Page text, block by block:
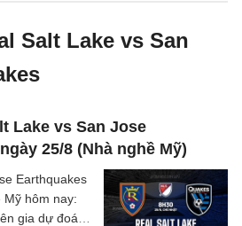
Salt Lake vs San
Lake vs San Jose
25/8 (Nhà nghề Mỹ)
Earthquakes
Mỹ hôm nay:
gia dự đoán